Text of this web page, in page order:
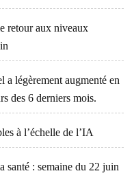
retour aux niveaux
légèrement augmenté en
des 6 derniers mois.
à l’échelle de l’IA
santé : semaine du 22 juin